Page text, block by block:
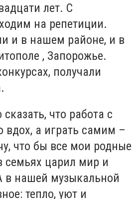
лет. С
на репетиции.
и в нашем районе, и в
, Запорожье.
получали
что работа с
вдох, а играть самим –
что бы все мои родные
семьях царил мир и
в нашей музыкальной
тепло, уют и